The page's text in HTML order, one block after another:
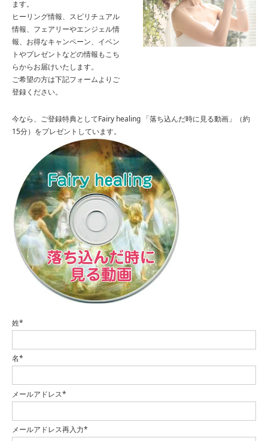
ます。
ヒーリング情報、スピリチュアル
情報、フェアリーやエンジェル情
報、お得なキャンペーン、イベン
トやプレゼントなどの情報もこち
らからお届けいたします。
ご希望の方は下記フォームよりご
登録ください。
今なら、ご登録特典としてFairy healing 「落ち込んだ時に見る動画」（約
15分）をプレゼントしています。
姓*
名*
メールアドレス*
メールアドレス再入力*